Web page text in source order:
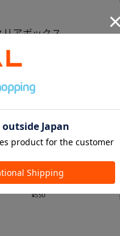
アボックス

ボック
ズ
5％OFFクーポン

3COINS
ベッド&ソファ下クリアボッ
クス／クリア収納シリーズ
¥550